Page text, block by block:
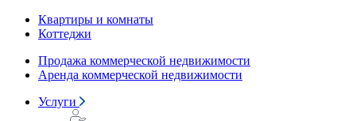
Квартиры и комнаты
Коттеджи
Продажа коммерческой недвижимости
Аренда коммерческой недвижимости
Услуги